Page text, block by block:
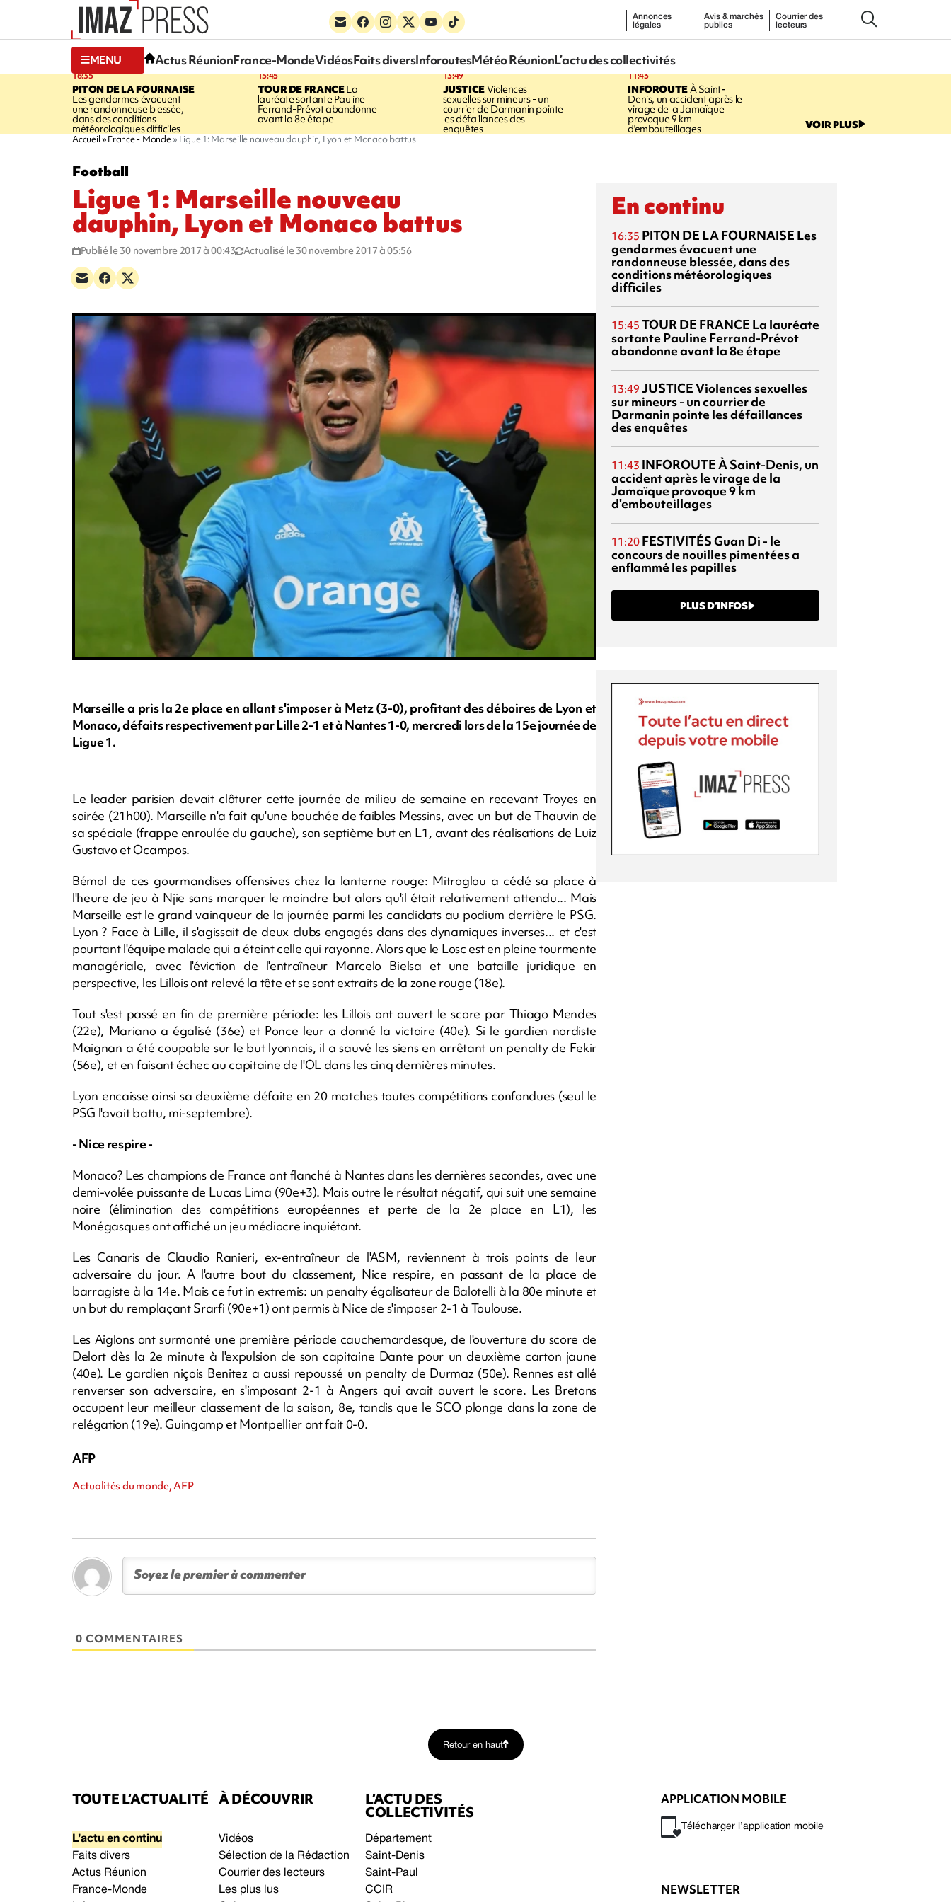
Annonces
légales
Avis & marchés
publics
Courrier des
lecteurs
MENU Actus RéunionFrance-MondeVidéosFaits diversInforoutesMétéo RéunionL’actu des collectivités
16:35
PITON DE LA FOURNAISE
Les gendarmes évacuent
une randonneuse blessée,
dans des conditions
météorologiques difficiles
15:45
TOUR DE FRANCELa
lauréate sortante Pauline
Ferrand-Prévot abandonne
avant la 8e étape
13:49
JUSTICEViolences
sexuelles sur mineurs - un
courrier de Darmanin pointe
les défaillances des
enquêtes
11:43
INFOROUTEÀ Saint-
Denis, un accident après le
virage de la Jamaïque
provoque 9 km
d'embouteillages VOIR PLUS
Accueil France - Monde Ligue 1: Marseille nouveau dauphin, Lyon et Monaco battus
Football
Ligue 1: Marseille nouveau
dauphin, Lyon et Monaco battus
Publié le 30 novembre 2017 à 00:43 Actualisé le 30 novembre 2017 à 05:56
Marseille a pris la 2e place en allant s'imposer à Metz (3-0), profitant des déboires de Lyon et
Monaco, défaits respectivement par Lille 2-1 et à Nantes 1-0, mercredi lors de la 15e journée de
Ligue 1.
Le leader parisien devait clôturer cette journée de milieu de semaine en recevant Troyes en
soirée (21h00). Marseille n'a fait qu'une bouchée de faibles Messins, avec un but de Thauvin de
sa spéciale (frappe enroulée du gauche), son septième but en L1, avant des réalisations de Luiz
Gustavo et Ocampos.
Bémol de ces gourmandises offensives chez la lanterne rouge: Mitroglou a cédé sa place à
l'heure de jeu à Njie sans marquer le moindre but alors qu'il était relativement attendu... Mais
Marseille est le grand vainqueur de la journée parmi les candidats au podium derrière le PSG.
Lyon ? Face à Lille, il s'agissait de deux clubs engagés dans des dynamiques inverses... et c'est
pourtant l'équipe malade qui a éteint celle qui rayonne. Alors que le Losc est en pleine tourmente
managériale, avec l'éviction de l'entraîneur Marcelo Bielsa et une bataille juridique en
perspective, les Lillois ont relevé la tête et se sont extraits de la zone rouge (18e).
Tout s'est passé en fin de première période: les Lillois ont ouvert le score par Thiago Mendes
(22e), Mariano a égalisé (36e) et Ponce leur a donné la victoire (40e). Si le gardien nordiste
Maignan a été coupable sur le but lyonnais, il a sauvé les siens en arrêtant un penalty de Fekir
(56e), et en faisant échec au capitaine de l'OL dans les cinq dernières minutes.
Lyon encaisse ainsi sa deuxième défaite en 20 matches toutes compétitions confondues (seul le
PSG l'avait battu, mi-septembre).
- Nice respire -
Monaco? Les champions de France ont flanché à Nantes dans les dernières secondes, avec une
demi-volée puissante de Lucas Lima (90e+3). Mais outre le résultat négatif, qui suit une semaine
noire (élimination des compétitions européennes et perte de la 2e place en L1), les
Monégasques ont affiché un jeu médiocre inquiétant.
Les Canaris de Claudio Ranieri, ex-entraîneur de l'ASM, reviennent à trois points de leur
adversaire du jour. A l'autre bout du classement, Nice respire, en passant de la place de
barragiste à la 14e. Mais ce fut in extremis: un penalty égalisateur de Balotelli à la 80e minute et
un but du remplaçant Srarfi (90e+1) ont permis à Nice de s'imposer 2-1 à Toulouse.
Les Aiglons ont surmonté une première période cauchemardesque, de l'ouverture du score de
Delort dès la 2e minute à l'expulsion de son capitaine Dante pour un deuxième carton jaune
(40e). Le gardien niçois Benitez a aussi repoussé un penalty de Durmaz (50e). Rennes est allé
renverser son adversaire, en s'imposant 2-1 à Angers qui avait ouvert le score. Les Bretons
occupent leur meilleur classement de la saison, 8e, tandis que le SCO plonge dans la zone de
relégation (19e). Guingamp et Montpellier ont fait 0-0.
AFP
Actualités du monde, AFP
0 COMMENTAIRES
En continu
16:35 PITON DE LA FOURNAISE Les
gendarmes évacuent une
randonneuse blessée, dans des
conditions météorologiques
difficiles
15:45 TOUR DE FRANCE La lauréate
sortante Pauline Ferrand-Prévot
abandonne avant la 8e étape
13:49 JUSTICEViolences sexuelles
sur mineurs - un courrier de
Darmanin pointe les défaillances
des enquêtes
11:43 INFOROUTEÀ Saint-Denis, un
accident après le virage de la
Jamaïque provoque 9 km
d'embouteillages
11:20 FESTIVITÉSGuan Di - le
concours de nouilles pimentées a
enflammé les papilles
PLUS D’INFOS
Retour en haut
TOUTE L’ACTUALITÉ
L’actu en continu
Faits divers
Actus Réunion
France-Monde
À DÉCOUVRIR
Vidéos
Sélection de la Rédaction
Courrier des lecteurs
Les plus lus
L’ACTU DES
COLLECTIVITÉS
Département
Saint-Denis
Saint-Paul
CCIR
APPLICATION MOBILE
Télécharger l’application mobile
NEWSLETTER